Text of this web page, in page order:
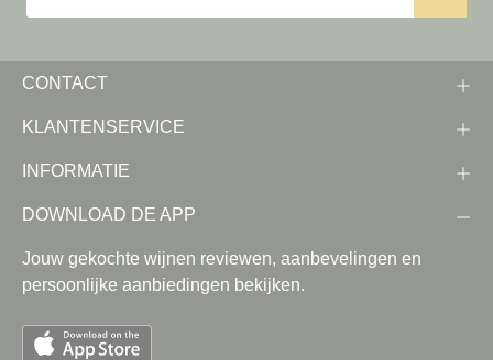
CONTACT
KLANTENSERVICE
INFORMATIE
DOWNLOAD DE APP
Jouw gekochte wijnen reviewen, aanbevelingen en
persoonlijke aanbiedingen bekijken.